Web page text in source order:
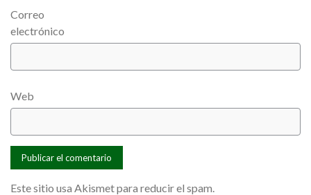
Correo
electrónico
Web
Este sitio usa Akismet para reducir el spam.